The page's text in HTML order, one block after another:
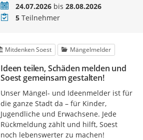
Zeitraum24.07.2026bis 28.08.2026
Teilnehmer
5Teilnehmer
Mitdenken Soest Mängelmelder
Ideen teilen, Schäden melden und
Soest gemeinsam gestalten!
Unser Mängel- und Ideenmelder ist für
die ganze Stadt da – für Kinder,
Jugendliche und Erwachsene. Jede
Rückmeldung zählt und hilft, Soest
noch lebenswerter zu machen!